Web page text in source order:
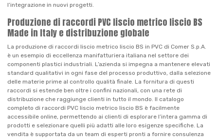
l’integrazione in nuovi progetti.
Produzione di raccordi PVC liscio metrico liscio BS
Made in Italy e distribuzione globale
La produzione di raccordi liscio metrico liscio BS in PVC di Comer S.p.A.
è un esempio di eccellenza manifatturiera italiana nel settore dei
componenti plastici industriali. L’azienda si impegna a mantenere elevati
standard qualitativi in ogni fase del processo produttivo, dalla selezione
delle materie prime al controllo qualità finale. La fornitura di questi
raccordi si estende ben oltre i confini nazionali, con una rete di
distribuzione che raggiunge clienti in tutto il mondo. Il catalogo
completo di raccordi PVC liscio metrico liscio BS è facilmente
accessibile online, permettendo ai clienti di esplorare l’intera gamma di
prodotti e selezionare quelli più adatti alle loro esigenze specifiche. La
vendita è supportata da un team di esperti pronti a fornire consulenza